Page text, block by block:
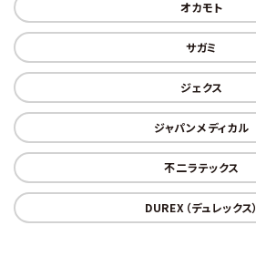
meeting_room ログイン person 新規会員登録
最近チェックした商品
コンドーム
潤滑剤・ローション
オカモト
サガミ
ジェクス
ジャパンメディカル
不二ラテックス
DUREX（デュレックス）